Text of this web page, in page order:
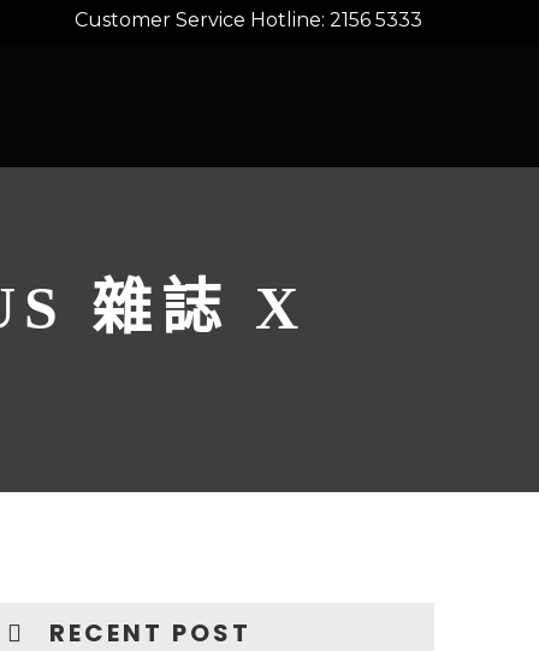
Customer Service Hotline: 2156 5333
雜誌 X
RECENT POST